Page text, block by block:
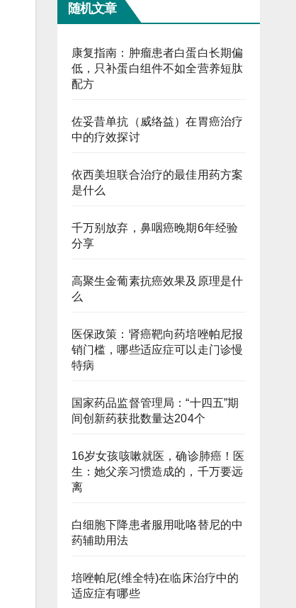
随机文章
康复指南：肿瘤患者白蛋白长期偏
低，只补蛋白组件不如全营养短肽
配方
佐妥昔单抗（威络益）在胃癌治疗
中的疗效探讨
依西美坦联合治疗的最佳用药方案
是什么
千万别放弃，鼻咽癌晚期6年经验
分享
高聚生金葡素抗癌效果及原理是什
么
医保政策：肾癌靶向药培唑帕尼报
销门槛，哪些适应症可以走门诊慢
特病
国家药品监督管理局：“十四五”期
间创新药获批数量达204个
16岁女孩咳嗽就医，确诊肺癌！医
生：她父亲习惯造成的，千万要远
离
白细胞下降患者服用吡咯替尼的中
药辅助用法
培唑帕尼(维全特)在临床治疗中的
适应症有哪些